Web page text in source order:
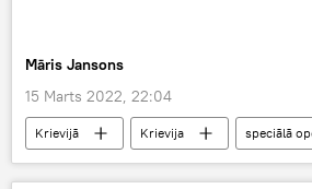
Māris Jansons
15 Marts 2022, 22:04
Krievijā Krievija
speciālā
Ukraina
Donbass
aptauja